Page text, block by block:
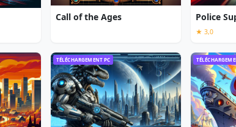
Call of the Ages Police
★ 3,0
TÉLÉCHARGEMENT PC